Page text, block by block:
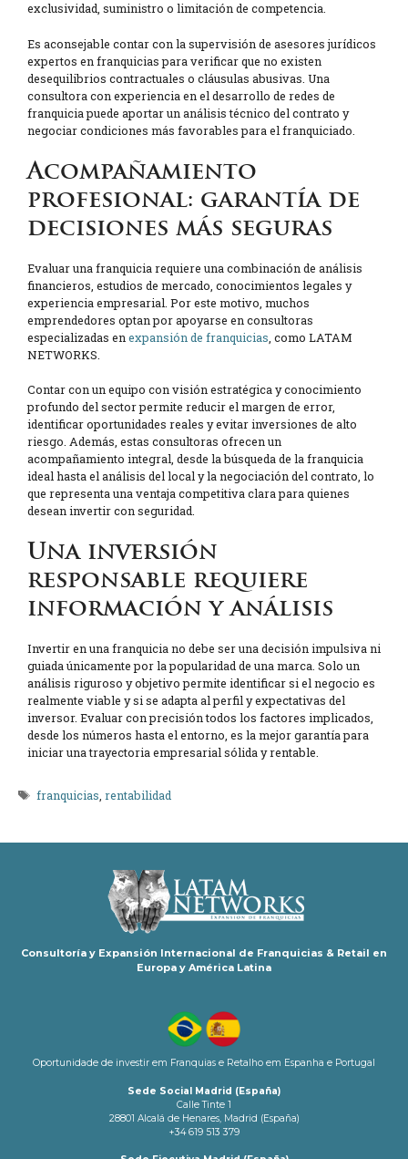
exclusividad, suministro o limitación de competencia.
Es aconsejable contar con la supervisión de asesores jurídicos
expertos en franquicias para verificar que no existen
desequilibrios contractuales o cláusulas abusivas. Una
consultora con experiencia en el desarrollo de redes de
franquicia puede aportar un análisis técnico del contrato y
negociar condiciones más favorables para el franquiciado.
Acompañamiento
profesional: garantía de
decisiones más seguras
Evaluar una franquicia requiere una combinación de análisis
financieros, estudios de mercado, conocimientos legales y
experiencia empresarial. Por este motivo, muchos
emprendedores optan por apoyarse en consultoras
especializadas en expansión de franquicias , como LATAM
NETWORKS.
Contar con un equipo con visión estratégica y conocimiento
profundo del sector permite reducir el margen de error,
identificar oportunidades reales y evitar inversiones de alto
riesgo. Además, estas consultoras ofrecen un
acompañamiento integral, desde la búsqueda de la franquicia
ideal hasta el análisis del local y la negociación del contrato, lo
que representa una ventaja competitiva clara para quienes
desean invertir con seguridad.
Una inversión
responsable requiere
información y análisis
Invertir en una franquicia no debe ser una decisión impulsiva ni
guiada únicamente por la popularidad de una marca. Solo un
análisis riguroso y objetivo permite identificar si el negocio es
realmente viable y si se adapta al perfil y expectativas del
inversor. Evaluar con precisión todos los factores implicados,
desde los números hasta el entorno, es la mejor garantía para
iniciar una trayectoria empresarial sólida y rentable.
Etiquetas
franquicias ,rentabilidad
Consultoría y Expansión Internacional de Franquicias & Retail en
Europa y América Latina
Oportunidade de investir em Franquias e Retalho em Espanha e Portugal
Sede Social Madrid (España)
Calle Tinte 1
28801 Alcalá de Henares, Madrid (España)
+34 619 513 379